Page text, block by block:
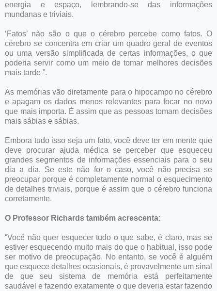
energia e espaço, lembrando-se das informações
mundanas e triviais.
‘Fatos’ não são o que o cérebro percebe como fatos. O
cérebro se concentra em criar um quadro geral de eventos
ou uma versão simplificada de certas informações, o que
poderia servir como um meio de tomar melhores decisões
mais tarde ”.
As memórias vão diretamente para o hipocampo no cérebro
e apagam os dados menos relevantes para focar no novo
que mais importa. É assim que as pessoas tomam decisões
mais sábias e sábias.
Embora tudo isso seja um fato, você deve ter em mente que
deve procurar ajuda médica se perceber que esqueceu
grandes segmentos de informações essenciais para o seu
dia a dia. Se este não for o caso, você não precisa se
preocupar porque é completamente normal o esquecimento
de detalhes triviais, porque é assim que o cérebro funciona
corretamente.
O Professor Richards também acrescenta:
“Você não quer esquecer tudo o que sabe, é claro, mas se
estiver esquecendo muito mais do que o habitual, isso pode
ser motivo de preocupação. No entanto, se você é alguém
que esquece detalhes ocasionais, é provavelmente um sinal
de que seu sistema de memória está perfeitamente
saudável e fazendo exatamente o que deveria estar fazendo